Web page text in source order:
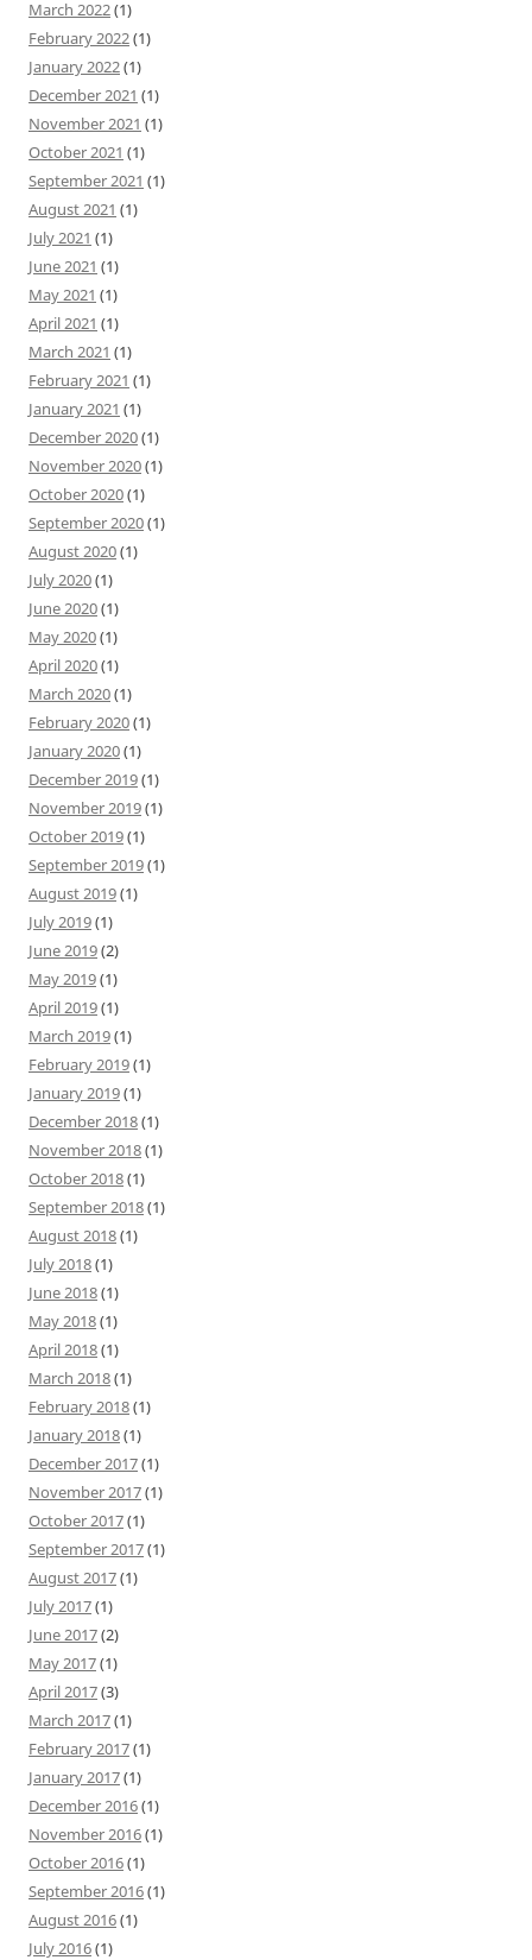
March 2022(1)
February 2022(1)
January 2022(1)
December 2021 (1)
November 2021 (1)
October 2021 (1)
September 2021 (1)
August 2021 (1)
July 2021 (1)
June 2021 (1)
May 2021 (1)
April 2021 (1)
March 2021 (1)
February 2021 (1)
January 2021 (1)
December 2020(1)
November 2020(1)
October 2020(1)
September 2020(1)
August 2020(1)
July 2020(1)
June 2020(1)
May 2020(1)
April 2020(1)
March 2020(1)
February 2020(1)
January 2020(1)
December 2019(1)
November 2019(1)
October 2019(1)
September 2019(1)
August 2019(1)
July 2019(1)
June 2019(2)
May 2019(1)
April 2019(1)
March 2019(1)
February 2019(1)
January 2019(1)
December 2018(1)
November 2018(1)
October 2018(1)
September 2018(1)
August 2018(1)
July 2018(1)
June 2018(1)
May 2018(1)
April 2018(1)
March 2018(1)
February 2018(1)
January 2018(1)
December 2017(1)
November 2017(1)
October 2017(1)
September 2017(1)
August 2017(1)
July 2017(1)
June 2017(2)
May 2017(1)
April 2017(3)
March 2017(1)
February 2017(1)
January 2017(1)
December 2016(1)
November 2016(1)
October 2016(1)
September 2016(1)
August 2016(1)
July 2016(1)